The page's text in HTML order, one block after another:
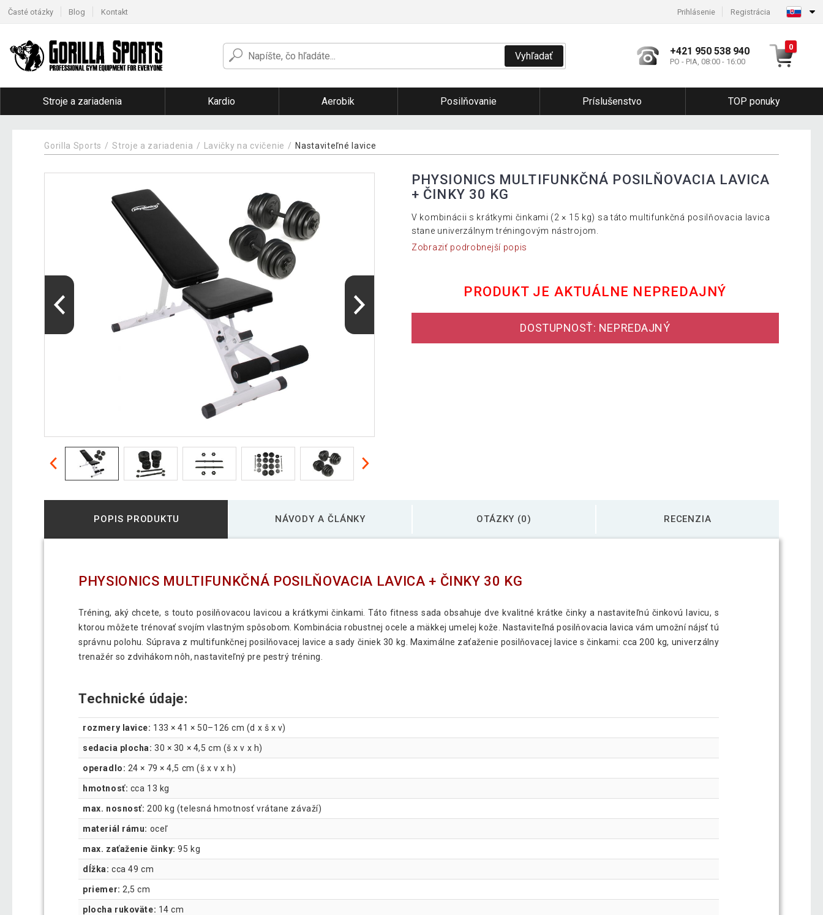
Časté otázky Blog Kontakt Prihlásenie Registrácia
Vyhľadať +421 950 538 940
PO - PIA, 08:00 - 16:00
0
Stroje a zariadenia Kardio Aerobik Posilňovanie Príslušenstvo TOP ponuky
Gorilla Sports Stroje a zariadenia Lavičky na cvičenie Nastaviteľné lavice
PHYSIONICS MULTIFUNKČNÁ POSILŇOVACIA LAVICA
+ ČINKY 30 KG
V kombinácii s krátkymi činkami (2 × 15 kg) sa táto multifunkčná posilňovacia lavica
stane univerzálnym tréningovým nástrojom.
Zobraziť podrobnejší popis
PRODUKT JE AKTUÁLNE NEPREDAJNÝ
DOSTUPNOSŤ: NEPREDAJNÝ
POPIS PRODUKTU NÁVODY A ČLÁNKY OTÁZKY (0) RECENZIA
PHYSIONICS MULTIFUNKČNÁ POSILŇOVACIA LAVICA + ČINKY 30 KG
Tréning, aký chcete, s touto posilňovacou lavicou a krátkymi činkami. Táto fitness sada obsahuje dve kvalitné krátke činky a nastaviteľnú činkovú lavicu, s
ktorou môžete trénovať svojím vlastným spôsobom. Kombinácia robustnej ocele a mäkkej umelej kože. Nastaviteľná posilňovacia lavica vám umožní nájsť tú
správnu polohu. Súprava z multifunkčnej posilňovacej lavice a sady činiek 30 kg. Maximálne zaťaženie posilňovacej lavice s činkami: cca 200 kg, univerzálny
trenažér so zdvihákom nôh, nastaviteľný pre pestrý tréning.
Technické údaje:
rozmery lavice: 133 × 41 × 50–126 cm (d x š x v)
sedacia plocha: 30 × 30 × 4,5 cm (š x v x h)
operadlo: 24 × 79 × 4,5 cm (š x v x h)
hmotnosť: cca 13 kg
max. nosnosť: 200 kg (telesná hmotnosť vrátane závaží)
materiál rámu: oceľ
max. zaťaženie činky: 95 kg
dĺžka: cca 49 cm
priemer: 2,5 cm
plocha rukoväte: 14 cm